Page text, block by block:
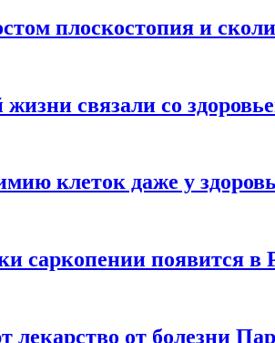
плоскостопия и
связали со
клеток даже у
саркопении появится в
от болезни